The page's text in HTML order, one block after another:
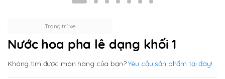
Trang trí xe
Nước hoa pha lê dạng khối 1
Không tìm được món hàng của bạn?Yêu cầu sản phẩm tại đây!